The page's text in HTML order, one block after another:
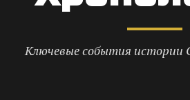
Ключевые события истории